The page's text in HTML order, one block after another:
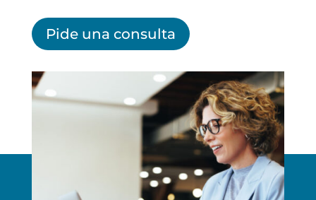
Pide una consulta